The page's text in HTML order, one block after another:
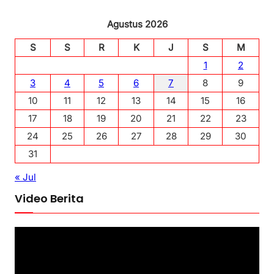
Agustus 2026
S
S R K J S
M
1
2
3
4 5 6 7 8
9
10
11 12 13 14 15
16
17
18 19 20 21 22
23
24
25 26 27 28 29
30
31
« Jul
Video Berita